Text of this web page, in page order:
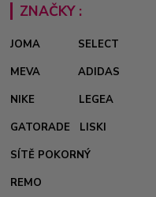
ZNAČKY :
JOMA
SELECT
MEVA
ADIDAS
NIKE
LEGEA
GATORADE
LISKI
SÍTĚ POKORNÝ
REMO